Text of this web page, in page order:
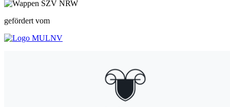
gefördert vom